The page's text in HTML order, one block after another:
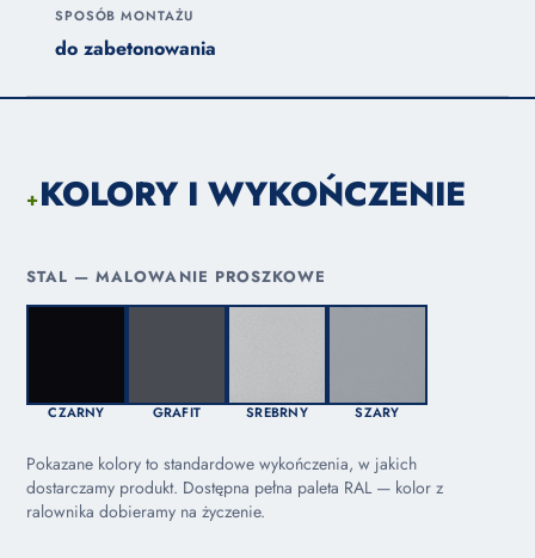
SPOSÓB MONTAŻU
do zabetonowania
+KOLORY I WYKOŃCZENIE
STAL — MALOWANIE PROSZKOWE
CZARNY GRAFIT SREBRNY SZARY
Pokazane kolory to standardowe wykończenia, w jakich
dostarczamy produkt. Dostępna pełna paleta RAL — kolor z
ralownika dobieramy na życzenie.